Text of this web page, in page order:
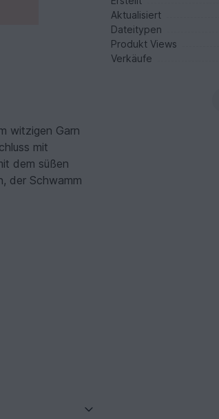
witzigen Garn
mit
dem süßen
der Schwamm
Aktualisiert
Dateitypen
Produkt Views
Verkäufe